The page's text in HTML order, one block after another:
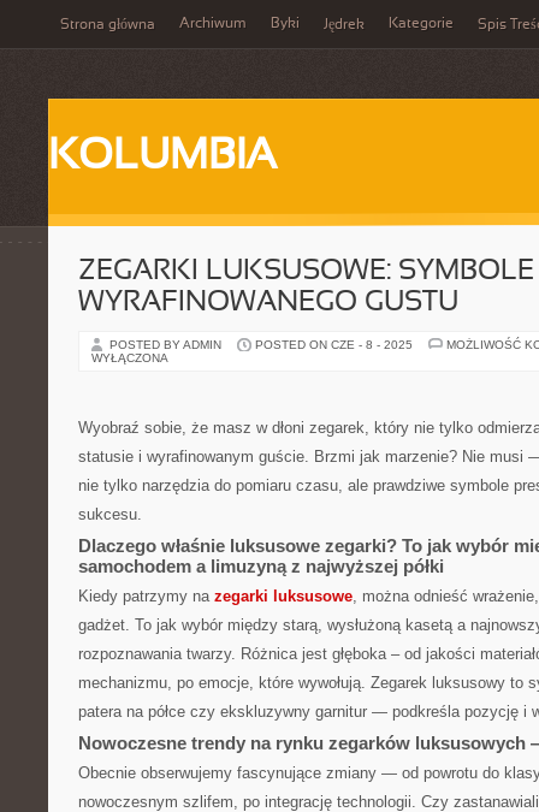
Strona główna Archiwum Byki Jędrek Kategorie Spis
KOLUMBIA
ZEGARKI LUKSUSOWE:
WYRAFINOWANEGO GUSTU
POSTED BY ADMIN POSTED ON CZE - 8 - 2025
MOŻLIWOŚĆ
WYŁĄCZONA
Wyobraź sobie, że masz w dłoni zegarek, który nie tylko
statusie i wyrafinowanym guście. Brzmi jak marzenie? Nie musi
nie tylko narzędzia do pomiaru czasu, ale prawdziwe symbole
sukcesu.
Dlaczego właśnie luksusowe zegarki? To jak wybór
samochodem a limuzyną z najwyższej półki
Kiedy patrzymy na zegarki luksusowe, można odnieść
gadżet. To jak wybór między starą, wysłużoną kasetą a
rozpoznawania twarzy. Różnica jest głęboka – od jakości
mechanizmu, po emocje, które wywołują. Zegarek luksusowy to
patera na półce czy ekskluzywny garnitur — podkreśla pozycję i
Nowoczesne trendy na rynku zegarków luksusowych
Obecnie obserwujemy fascynujące zmiany — od powrotu do
nowoczesnym szlifem, po integrację technologii. Czy